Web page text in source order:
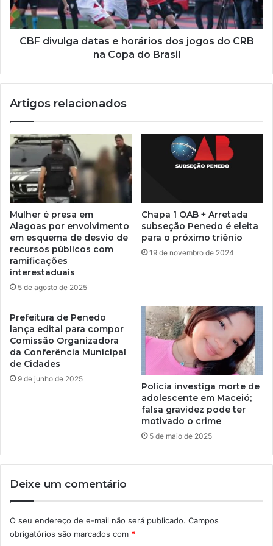
CBF divulga datas e horários dos jogos do CRB
na Copa do Brasil
Artigos relacionados
Mulher é presa em
Alagoas por envolvimento
em esquema de desvio de
recursos públicos com
ramificações
interestaduais
5 de agosto de 2025
Chapa 1 OAB + Arretada
subseção Penedo é eleita
para o próximo triênio
19 de novembro de 2024
Prefeitura de Penedo
lança edital para compor
Comissão Organizadora
da Conferência Municipal
de Cidades
9 de junho de 2025
Polícia investiga morte de
adolescente em Maceió;
falsa gravidez pode ter
motivado o crime
5 de maio de 2025
Deixe um comentário
O seu endereço de e-mail não será publicado. Campos
obrigatórios são marcados com *